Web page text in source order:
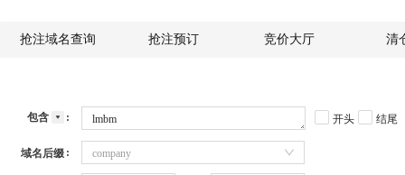
抢注域名查询 抢注预订 竞价大厅 清
包含 开头 结尾
域名后缀 company